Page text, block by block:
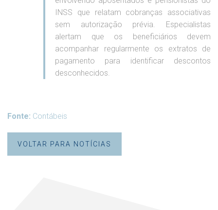
INSS que relatam cobranças associativas
sem autorização prévia. Especialistas
alertam que os beneficiários devem
acompanhar regularmente os extratos de
pagamento para identificar descontos
desconhecidos.
Fonte: Contábeis
VOLTAR PARA NOTÍCIAS